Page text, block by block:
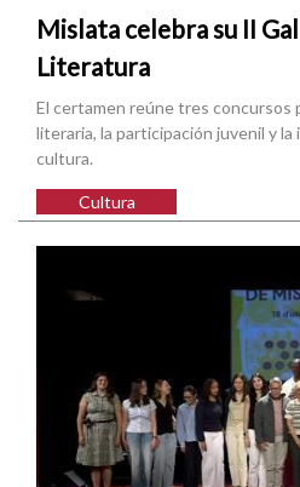
Mislata celebra su II
Literatura
El certamen reúne tres concursos
literaria, la participación juvenil y la
cultura.
Cultura